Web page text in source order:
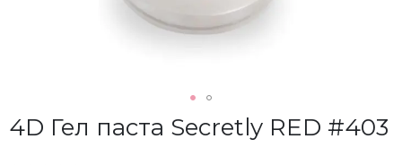
4D Гел паста Secretly RED #403
Преминете
към